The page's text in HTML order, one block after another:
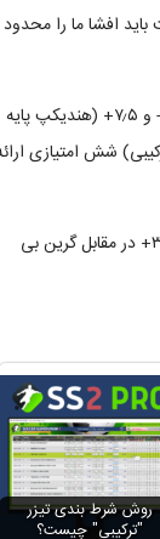
افشا ما را محدود
برای مثال، در صورتی که برای یک بازی NFL، گرین بی پکرز و سیاتل سیهاوکز به ترتیب در هندیکپ ۷٫۵- و ۷٫۵+ (هندیکپ پایه
برساند تا شرط بندی تیزر(ترکیبی) شش امتیازی
در نتیجه، مجموعه شرط بندی تیزر هندیکپ گرین بی پکرز با قیمت ۳٫۵- و سیاتل سیهاوکس با قیمت ۳٫۵+ در مقابل گرین بی
روش شرط بندی تیزر
"ترکیبی" چیست؟